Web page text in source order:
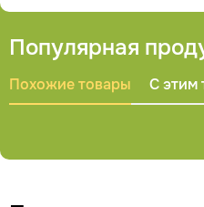
Популярная
Похожие товары С этим